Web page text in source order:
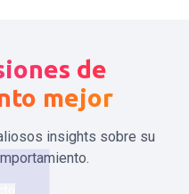
de
mejor
insights sobre su